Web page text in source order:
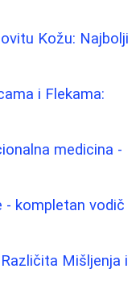
Kožu: Najbolji
i Flekama:
medicina -
- kompletan vodič
Mišljenja i